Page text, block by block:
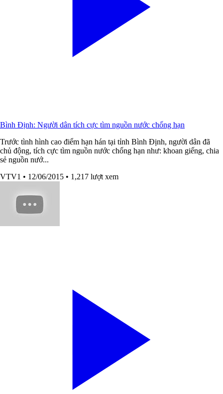
Bình Định: Người dân tích cực tìm nguồn nước chống hạn
Trước tình hình cao điểm hạn hán tại tỉnh Bình Định, người dân đã
chủ động, tích cực tìm nguồn nước chống hạn như: khoan giếng, chia
sẻ nguồn nướ...
VTV1 • 12/06/2015 • 1,217 lượt xem